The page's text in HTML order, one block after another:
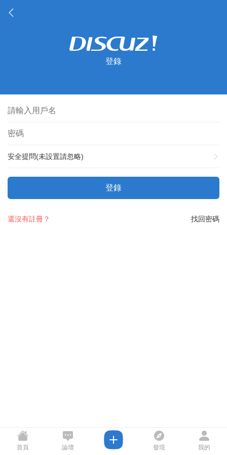
登錄
安全提問(未設置請忽略)
登錄
找回密碼
還沒有註冊？
首頁 論壇 發現 我的